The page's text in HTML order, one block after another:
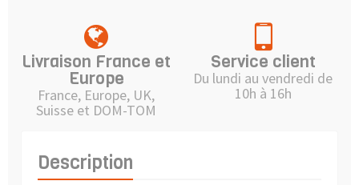
Livraison France et
Europe
France, Europe, UK,
Suisse et DOM-TOM
Service client
Du lundi au vendredi de
10h à 16h
Description